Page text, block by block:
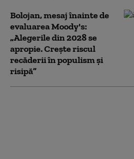
Bolojan, mesaj înainte de
evaluarea Moody's:
„Alegerile din 2028 se
apropie. Crește riscul
recăderii în populism și
risipă”